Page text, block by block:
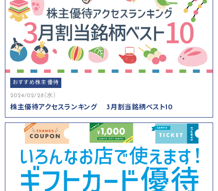
おすすめ株主優待
2024/02/28（水）
株主優待アクセスランキング 3月割当銘柄ベスト10